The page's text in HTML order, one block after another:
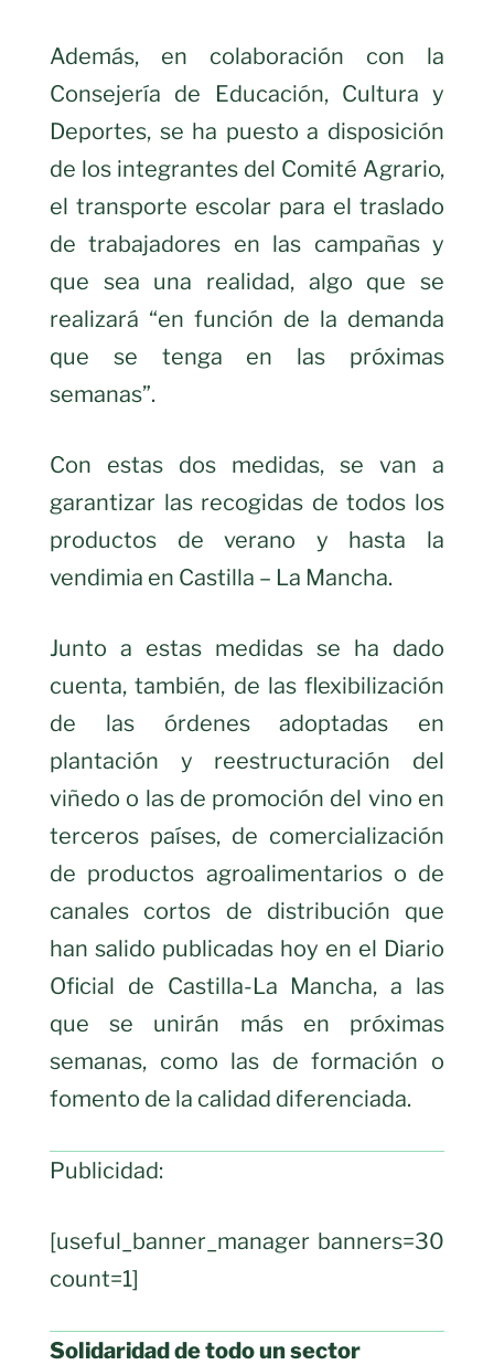
Además, en colaboración con la
Consejería de Educación, Cultura y
Deportes, se ha puesto a disposición
de los integrantes del Comité Agrario,
el transporte escolar para el traslado
de trabajadores en las campañas y
que sea una realidad, algo que se
realizará “en función de la demanda
que se tenga en las próximas
semanas”.
Con estas dos medidas, se van a
garantizar las recogidas de todos los
productos de verano y hasta la
vendimia en Castilla – La Mancha.
Junto a estas medidas se ha dado
cuenta, también, de las flexibilización
de las órdenes adoptadas en
plantación y reestructuración del
viñedo o las de promoción del vino en
terceros países, de comercialización
de productos agroalimentarios o de
canales cortos de distribución que
han salido publicadas hoy en el Diario
Oficial de Castilla-La Mancha, a las
que se unirán más en próximas
semanas, como las de formación o
fomento de la calidad diferenciada.
Publicidad:
[useful_banner_manager banners=30
count=1]
Solidaridad de todo un sector